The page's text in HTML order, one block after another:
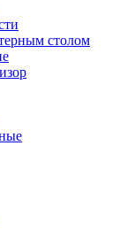
столом